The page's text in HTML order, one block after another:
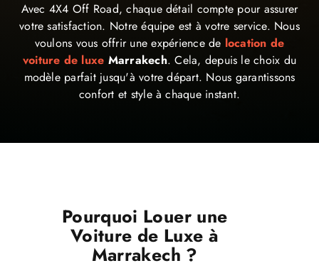
Avec 4X4 Off Road, chaque détail compte pour assurer
votre satisfaction. Notre équipe est à votre service. Nous
voulons vous offrir une expérience de location de
voiture de luxe Marrakech. Cela, depuis le choix du
modèle parfait jusqu'à votre départ. Nous garantissons
confort et style à chaque instant.
Pourquoi Louer une
Voiture de Luxe à
Marrakech ?